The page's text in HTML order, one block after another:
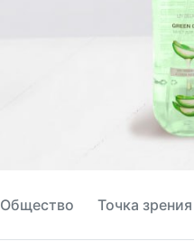
Общество Точка зрения